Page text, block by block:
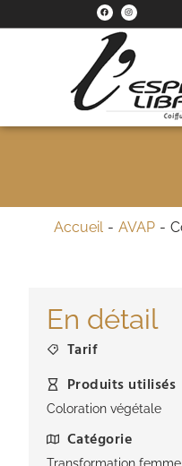
Vous êtes ici :
Accueil AVAP
En détail
Tarif
Produits utilisés
Coloration végétale
Catégorie